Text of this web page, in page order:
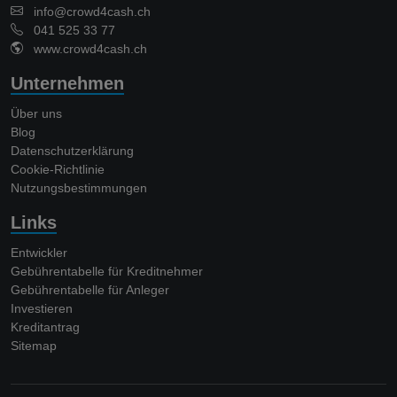
info@crowd4cash.ch
041 525 33 77
www.crowd4cash.ch
Unternehmen
Über uns
Blog
Datenschutzerklärung
Cookie-Richtlinie
Nutzungsbestimmungen
Links
Entwickler
Gebührentabelle für Kreditnehmer
Gebührentabelle für Anleger
Investieren
Kreditantrag
Sitemap